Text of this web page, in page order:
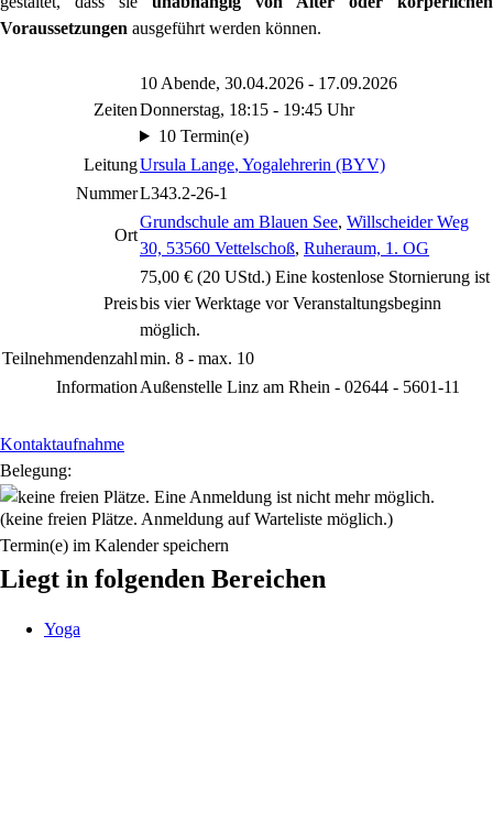
Voraussetzungen ausgeführt werden können.
Zeiten
10 Abende, 30.04.2026 - 17.09.2026
Donnerstag, 18:15 - 19:45 Uhr
10 Termin(e)
LeitungUrsula Lange, Yogalehrerin (BYV)
NummerL343.2-26-1
Ort
Grundschule am Blauen See, Willscheider Weg
30, 53560 Vettelschoß, Ruheraum, 1. OG
Preis
75,00 € (20 UStd.) Eine kostenlose Stornierung ist
bis vier Werktage vor Veranstaltungsbeginn
möglich.
Teilnehmendenzahlmin. 8 - max. 10
Information Außenstelle Linz am Rhein - 02644 - 5601-11
Kontaktaufnahme
Belegung:
(keine freien Plätze. Anmeldung auf Warteliste möglich.)
Termin(e) im Kalender speichern
Liegt in folgenden Bereichen
Yoga